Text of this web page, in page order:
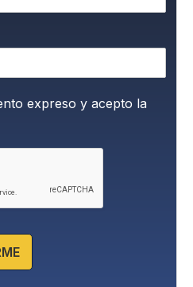
expreso y acepto la